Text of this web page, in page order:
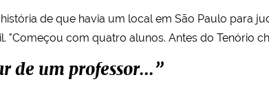
de que havia um local em São Paulo para
"Começou com quatro alunos. Antes do Tenório
de um professor...”